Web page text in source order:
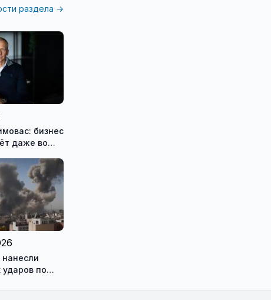
раздела →
бизнес
даже во
по